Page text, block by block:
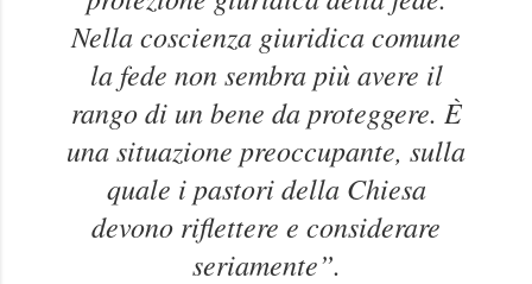
Nella coscienza giuridica comune
la fede non sembra più avere il
rango di un bene da proteggere. È
una situazione preoccupante, sulla
quale i pastori della Chiesa
devono riflettere e considerare
seriamente”.